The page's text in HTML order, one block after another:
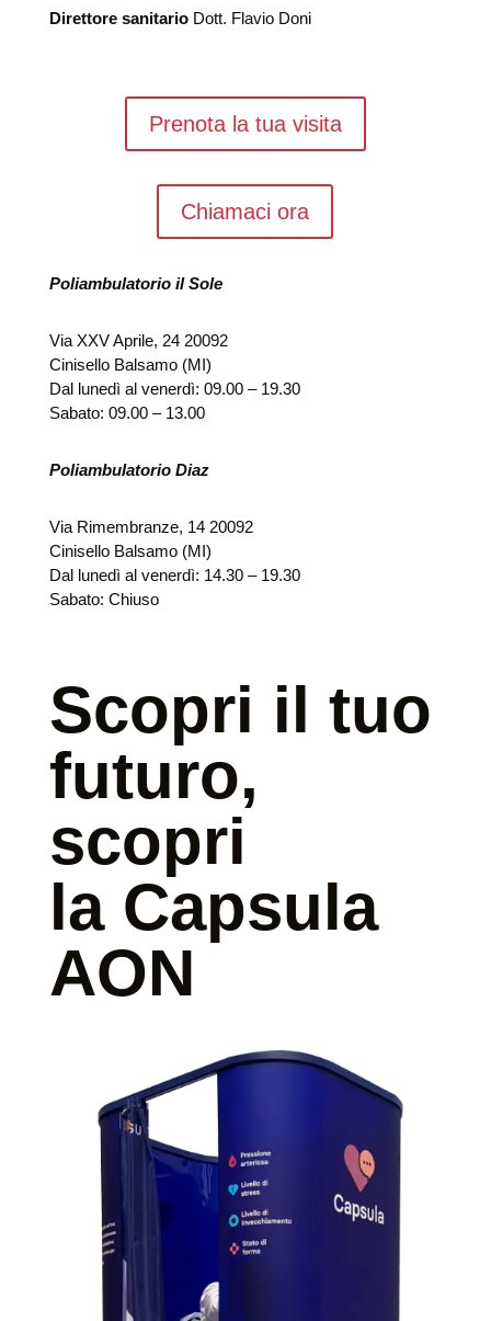
Direttore sanitario Dott. Flavio Doni
Prenota la tua visita
Chiamaci ora
Poliambulatorio il Sole
Via XXV Aprile, 24 20092
Cinisello Balsamo (MI)
Dal lunedì al venerdì: 09.00 – 19.30
Sabato: 09.00 – 13.00
Poliambulatorio Diaz
Via Rimembranze, 14 20092
Cinisello Balsamo (MI)
Dal lunedì al venerdì: 14.30 – 19.30
Sabato: Chiuso
Scopri il tuo
futuro,
scopri
la Capsula
AON